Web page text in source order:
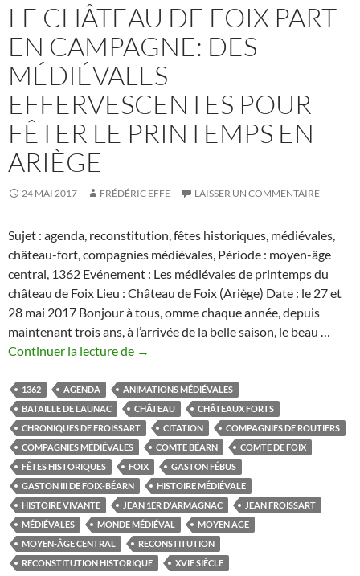
LE CHÂTEAU DE FOIX PART
EN CAMPAGNE: DES
MÉDIÉVALES
EFFERVESCENTES POUR
FÊTER LE PRINTEMPS EN
ARIÈGE
24 MAI 2017 FRÉDÉRIC EFFE LAISSER UN COMMENTAIRE
Sujet : agenda, reconstitution, fêtes historiques, médiévales,
château-fort, compagnies médiévales, Période : moyen-âge
central, 1362 Evénement : Les médiévales de printemps du
château de Foix Lieu : Château de Foix (Ariège) Date : le 27 et
28 mai 2017 Bonjour à tous, omme chaque année, depuis
maintenant trois ans, à l’arrivée de la belle saison, le beau …
Continuer la lecture de Le
de
Foix
part
en
campagne:
des
médiévales
effervescentes
pour
fêter
→
1362 AGENDA
ANIMATIONS MÉDIÉVALES
BATAILLE DE LAUNAC
CHÂTEAU
CHÂTEAUX FORTS
CHRONIQUES DE FROISSART
CITATION
COMPAGNIES DE ROUTIERS
COMPAGNIES MÉDIÉVALES
COMTE BÉARN
COMTE DE FOIX
FÊTES HISTORIQUES
FOIX
GASTON FÉBUS
GASTON III DE FOIX-BÉARN
HISTOIRE MÉDIÉVALE
HISTOIRE VIVANTE
JEAN 1ER D'ARMAGNAC
JEAN FROISSART
MÉDIÉVALES
MONDE MÉDIÉVAL
MOYEN AGE
MOYEN-ÂGE CENTRAL
RECONSTITUTION
RECONSTITUTION HISTORIQUE
XVIE SIÈCLE